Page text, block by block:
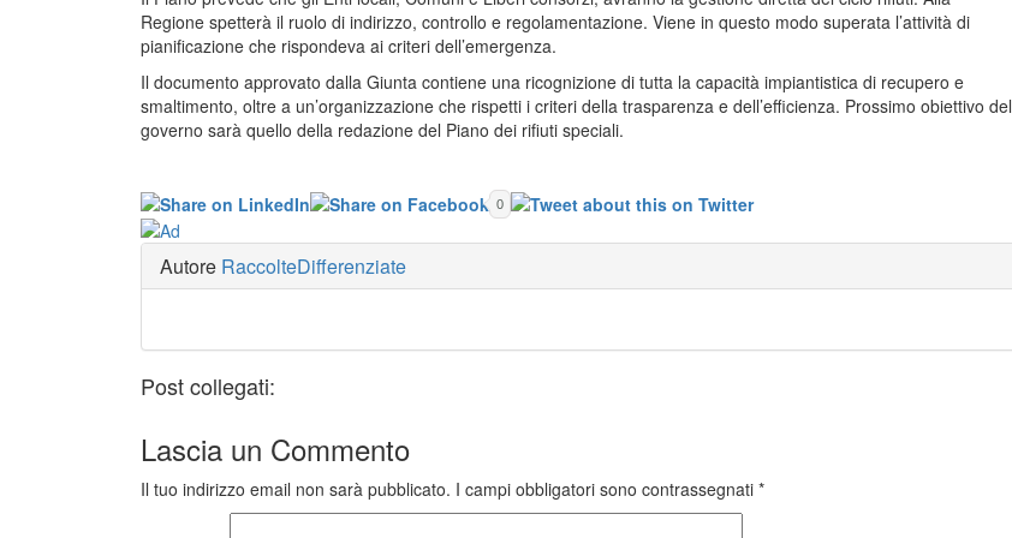
Regione spetterà il ruolo di indirizzo, controllo e regolamentazione. Viene in questo modo superata l’attività di
pianificazione che rispondeva ai criteri dell’emergenza.
Il documento approvato dalla Giunta contiene una ricognizione di tutta la capacità impiantistica di recupero e
smaltimento, oltre a un’organizzazione che rispetti i criteri della trasparenza e dell’efficienza. Prossimo obiettivo del
governo sarà quello della redazione del Piano dei rifiuti speciali.
0
Autore RaccolteDifferenziate
Post collegati:
Lascia un Commento
Il tuo indirizzo email non sarà pubblicato. I campi obbligatori sono contrassegnati *